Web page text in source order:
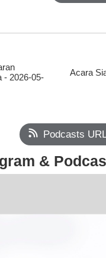
- 2026-05-
Acara
Podcasts
&